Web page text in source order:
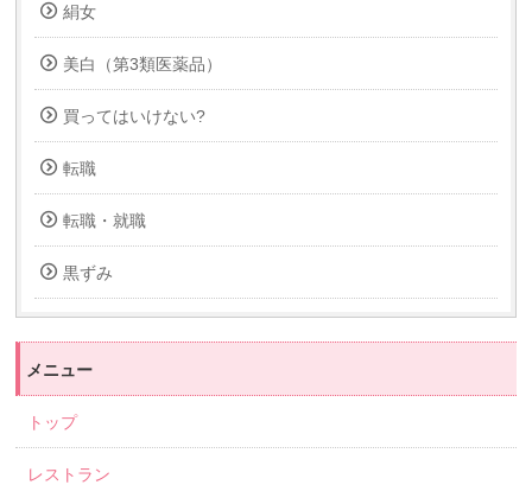
絹女
美白（第3類医薬品）
買ってはいけない?
転職
転職・就職
黒ずみ
メニュー
トップ
レストラン